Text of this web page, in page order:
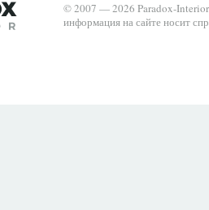
© 2007 — 2026 Paradox-
информация на сайте носит